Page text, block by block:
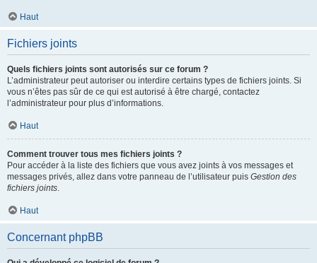
Haut
Fichiers joints
Quels fichiers joints sont autorisés sur ce forum ?
L’administrateur peut autoriser ou interdire certains types de fichiers joints. Si
vous n’êtes pas sûr de ce qui est autorisé à être chargé, contactez
l’administrateur pour plus d’informations.
Haut
Comment trouver tous mes fichiers joints ?
Pour accéder à la liste des fichiers que vous avez joints à vos messages et
messages privés, allez dans votre panneau de l’utilisateur puis Gestion des
fichiers joints.
Haut
Concernant phpBB